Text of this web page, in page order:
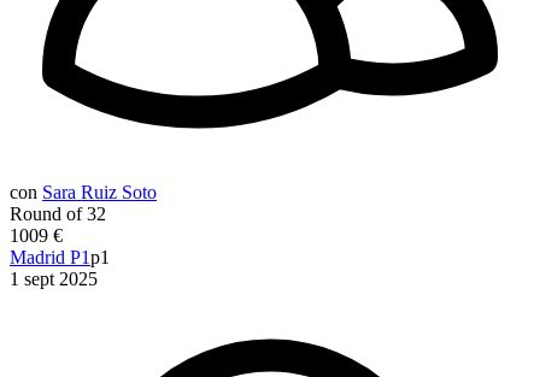
con Sara Ruiz Soto
Round of 32
1009 €
Madrid P1p1
1 sept 2025